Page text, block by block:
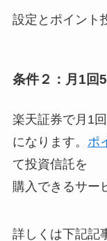
設定とポイント
条件２：月1回
楽天証券で月1
になります。 ポ
て投資信託を
購入できるサー
詳しくは下記記